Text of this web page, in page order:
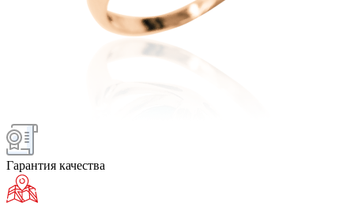
Гарантия качества